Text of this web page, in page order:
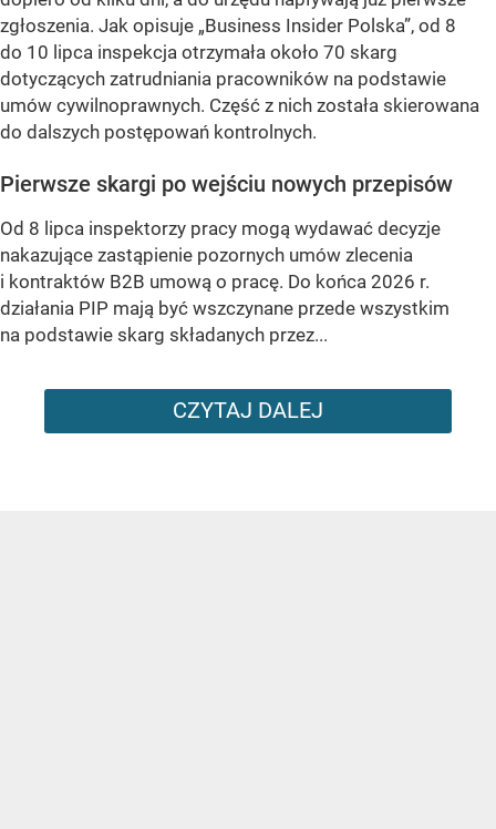
zgłoszenia. Jak opisuje „Business Insider Polska”, od 8
do 10 lipca inspekcja otrzymała około 70 skarg
dotyczących zatrudniania pracowników na podstawie
umów cywilnoprawnych. Część z nich została skierowana
do dalszych postępowań kontrolnych.
Pierwsze skargi po wejściu nowych przepisów
Od 8 lipca inspektorzy pracy mogą wydawać decyzje
nakazujące zastąpienie pozornych umów zlecenia
i kontraktów B2B umową o pracę. Do końca 2026 r.
działania PIP mają być wszczynane przede wszystkim
na podstawie skarg składanych przez...
CZYTAJ DALEJ